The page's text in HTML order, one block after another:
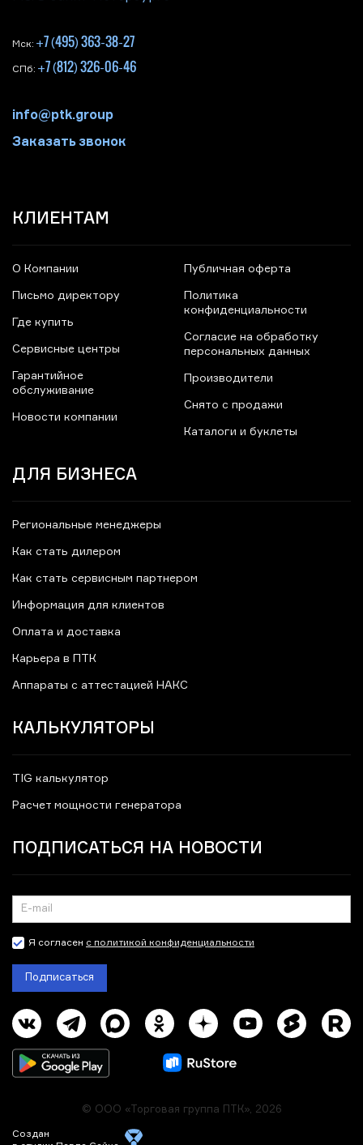
Мск: +7 (495) 363-38-27
СПб: +7 (812) 326-06-46
info@ptk.group
Заказать звонок
КЛИЕНТАМ
О Компании
Письмо директору
Где купить
Сервисные центры
Гарантийное
обслуживание
Новости компании
Публичная оферта
Политика
конфиденциальности
Согласие на обработку
персональных данных
Производители
Снято с продажи
Каталоги и буклеты
ДЛЯ БИЗНЕСА
Региональные менеджеры
Как стать дилером
Как стать сервисным партнером
Информация для клиентов
Оплата и доставка
Карьера в ПТК
Аппараты с аттестацией НАКС
КАЛЬКУЛЯТОРЫ
TIG калькулятор
Расчет мощности генератора
ПОДПИСАТЬСЯ НА НОВОСТИ
Я согласен с политикой конфиденциальности
Подписаться
Создан
© ООО «Торговая группа ПТК», 2026